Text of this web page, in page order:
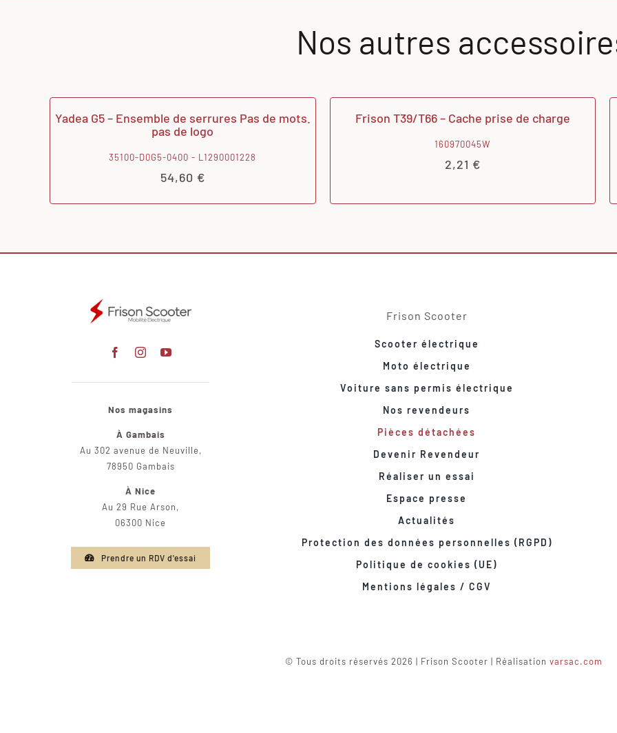
Nos autres
Yadea G5 – Ensemble de serrures Pas de mots.
pas de logo
35100-D0G5-0400 - L1290001228
54,60 €
Frison T39/T66 – Cache prise de charge
160970045W
2,21 €
Nos magasins
À Gambais
Au 302 avenue de Neuville,
78950 Gambais
À Nice
Au 29 Rue Arson,
06300 Nice
Prendre un RDV d'essai
Frison Scooter
Scooter électrique
Moto électrique
Voiture sans permis électrique
Nos revendeurs
Pièces détachées
Devenir Revendeur
Réaliser un essai
Espace presse
Actualités
Protection des données personnelles (RGPD)
Politique de cookies (UE)
Mentions légales / CGV
© Tous droits réservés 2026 | Frison Scooter | Réalisation varsac.com